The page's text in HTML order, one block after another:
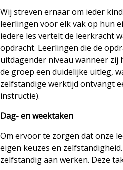
Wij streven ernaar om ieder
leerlingen voor elk vak op hun
iedere les vertelt de leerkracht
opdracht. Leerlingen die de
uitdagender niveau wanneer zij
de groep een duidelijke uitleg,
zelfstandige werktijd ontvangt
instructie).
Dag- en weektaken
Om ervoor te zorgen dat onze
eigen keuzes en
zelfstandig aan werken. Deze